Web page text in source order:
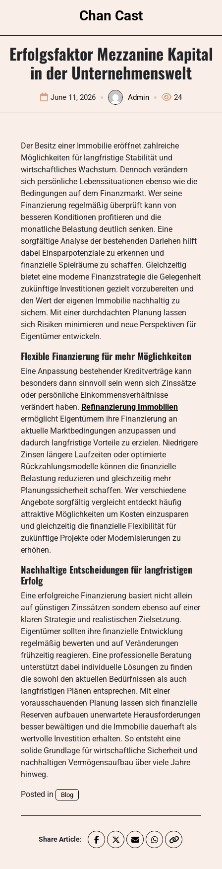
Chan Cast
Erfolgsfaktor Mezzanine Kapital
in der Unternehmenswelt
June 11, 2026 Admin 24
Der Besitz einer Immobilie eröffnet zahlreiche
Möglichkeiten für langfristige Stabilität und
wirtschaftliches Wachstum. Dennoch verändern
sich persönliche Lebenssituationen ebenso wie die
Bedingungen auf dem Finanzmarkt. Wer seine
Finanzierung regelmäßig überprüft kann von
besseren Konditionen profitieren und die
monatliche Belastung deutlich senken. Eine
sorgfältige Analyse der bestehenden Darlehen hilft
dabei Einsparpotenziale zu erkennen und
finanzielle Spielräume zu schaffen. Gleichzeitig
bietet eine moderne Finanzstrategie die Gelegenheit
zukünftige Investitionen gezielt vorzubereiten und
den Wert der eigenen Immobilie nachhaltig zu
sichern. Mit einer durchdachten Planung lassen
sich Risiken minimieren und neue Perspektiven für
Eigentümer entwickeln.
Flexible Finanzierung für mehr Möglichkeiten
Eine Anpassung bestehender Kreditverträge kann
besonders dann sinnvoll sein wenn sich Zinssätze
oder persönliche Einkommensverhältnisse
verändert haben. Refinanzierung Immobilien
ermöglicht Eigentümern ihre Finanzierung an
aktuelle Marktbedingungen anzupassen und
dadurch langfristige Vorteile zu erzielen. Niedrigere
Zinsen längere Laufzeiten oder optimierte
Rückzahlungsmodelle können die finanzielle
Belastung reduzieren und gleichzeitig mehr
Planungssicherheit schaffen. Wer verschiedene
Angebote sorgfältig vergleicht entdeckt häufig
attraktive Möglichkeiten um Kosten einzusparen
und gleichzeitig die finanzielle Flexibilität für
zukünftige Projekte oder Modernisierungen zu
erhöhen.
Nachhaltige Entscheidungen für langfristigen
Erfolg
Eine erfolgreiche Finanzierung basiert nicht allein
auf günstigen Zinssätzen sondern ebenso auf einer
klaren Strategie und realistischen Zielsetzung.
Eigentümer sollten ihre finanzielle Entwicklung
regelmäßig bewerten und auf Veränderungen
frühzeitig reagieren. Eine professionelle Beratung
unterstützt dabei individuelle Lösungen zu finden
die sowohl den aktuellen Bedürfnissen als auch
langfristigen Plänen entsprechen. Mit einer
vorausschauenden Planung lassen sich finanzielle
Reserven aufbauen unerwartete Herausforderungen
besser bewältigen und die Immobilie dauerhaft als
wertvolle Investition erhalten. So entsteht eine
solide Grundlage für wirtschaftliche Sicherheit und
nachhaltigen Vermögensaufbau über viele Jahre
hinweg.
Posted in Blog
Share Article: